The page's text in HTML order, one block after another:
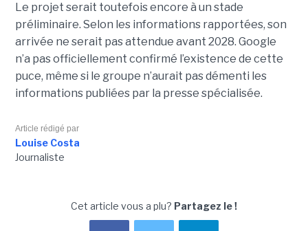
Le projet serait toutefois encore à un stade
préliminaire. Selon les informations rapportées, son
arrivée ne serait pas attendue avant 2028. Google
n’a pas officiellement confirmé l’existence de cette
puce, même si le groupe n’aurait pas démenti les
informations publiées par la presse spécialisée.
Article rédigé par
Louise Costa
Journaliste
Cet article vous a plu? Partagez le !